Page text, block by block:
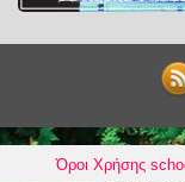
Όροι Χρήσης